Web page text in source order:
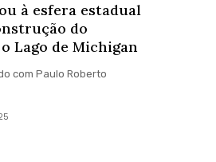
à esfera estadual
do
Lago de Michigan
com Paulo Roberto